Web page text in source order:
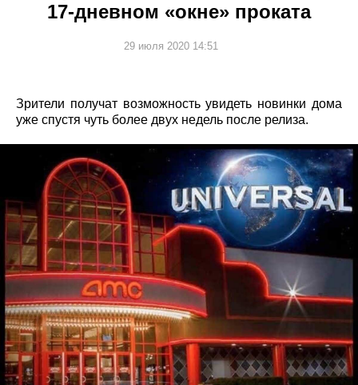
17-дневном «окне» проката
29 июля 2020 14:51
Зрители получат возможность увидеть новинки дома
уже спустя чуть более двух недель после релиза.